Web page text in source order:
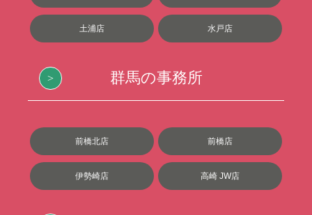
土浦店 水戸店
群馬の事務所
前橋北店 前橋店
伊勢崎店 高崎 JW店